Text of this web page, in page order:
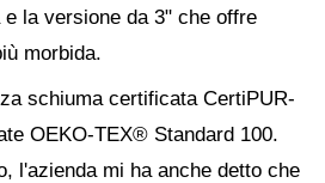
la versione da 3" che offre
morbida.
schiuma certificata CertiPUR-
OEKO-TEX® Standard 100.
l'azienda mi ha anche detto che